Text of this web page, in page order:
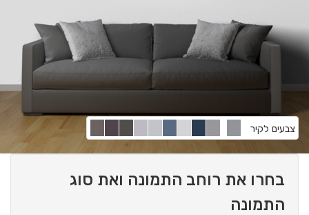
צבעים לקיר
בחרו את רוחב התמונה ואת סוג
התמונה